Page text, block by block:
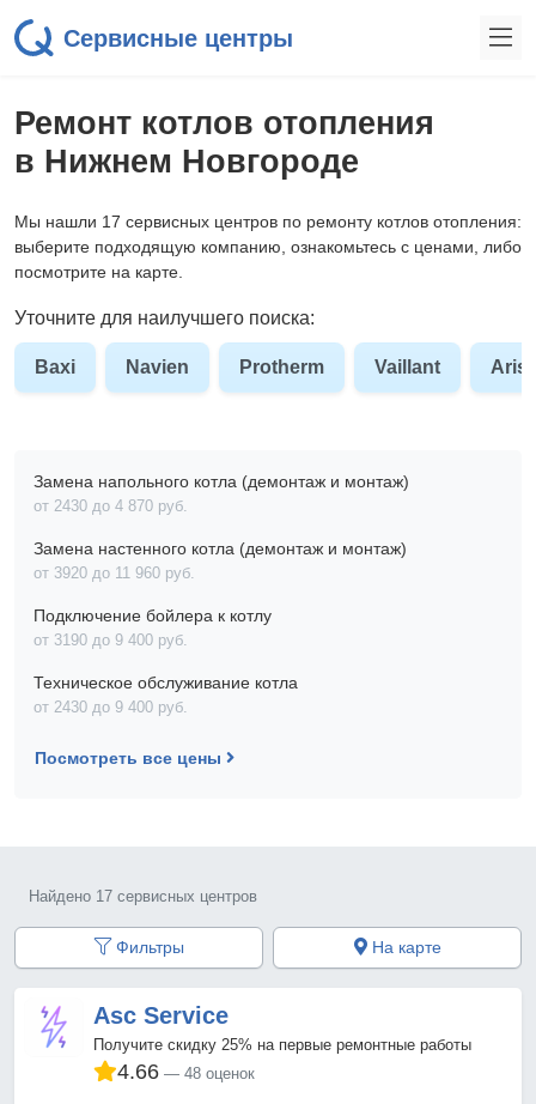
Сервисные центры
Ремонт котлов отопления
в Нижнем Новгороде
Мы нашли 17 сервисных центров по ремонту котлов отопления:
выберите подходящую компанию, ознакомьтесь с ценами, либо
посмотрите на карте.
Уточните для наилучшего поиска:
Baxi Navien Protherm Vaillant
Замена напольного котла (демонтаж и монтаж)
от 2430 до 4 870 pyб.
Замена настенного котла (демонтаж и монтаж)
от 3920 до 11 960 pyб.
Подключение бойлера к котлу
от 3190 до 9 400 pyб.
Техническое обслуживание котла
от 2430 до 9 400 pyб.
Посмотреть все цены
Найдено 17 сервисных центров
Фильтры На карте
Asc Service
Получите скидку 25% на первые ремонтные работы
4.66 48 оценок